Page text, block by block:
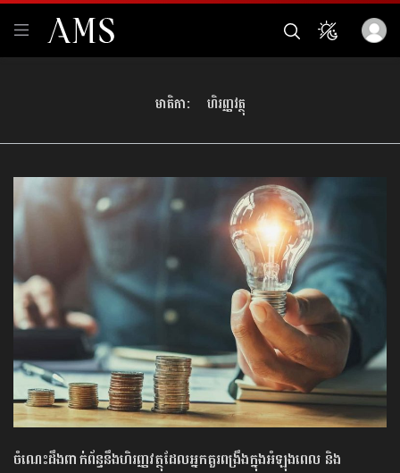
ចំណេះដឹងពាក់ព័ន្ធនឹងហិរញ្ញវត្ថុដែលអ្នកគួរពង្រឹងក្នុងអំឡុងពេល និង